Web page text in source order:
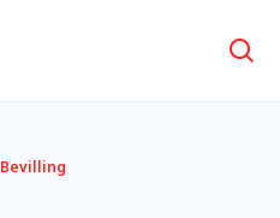
Søg
Bevilling